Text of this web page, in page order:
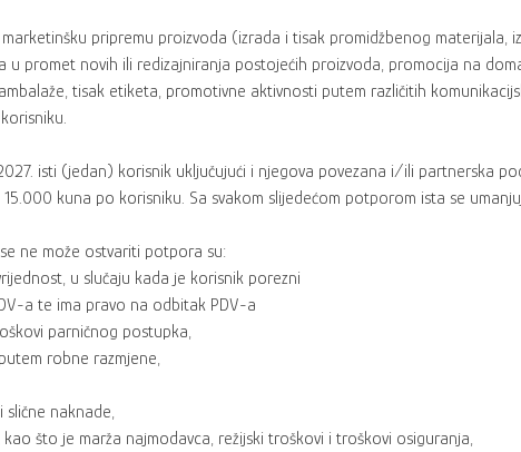
pripremu proizvoda (izrada i tisak promidžbenog materijala,
u promet novih ili redizajniranja postojećih proizvoda, promocija na
tisak etiketa, promotivne aktivnosti putem različitih
isti (jedan) korisnik uključujući i njegova povezana i/ili partnerska
kuna po korisniku. Sa svakom slijedećom potporom ista se
ne može ostvariti potpora su:
u slučaju kada je korisnik porezni
a te ima pravo na odbitak PDV-a
parničnog postupka,
robne razmjene,
naknade,
što je marža najmodavca, režijski troškovi i troškovi osiguranja,